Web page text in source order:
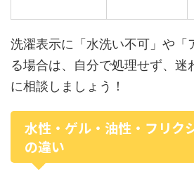
洗濯表示に「水洗い不可」や「
る場合は、自分で処理せず、迷
に相談しましょう！
水性・ゲル・油性・フリク
の違い